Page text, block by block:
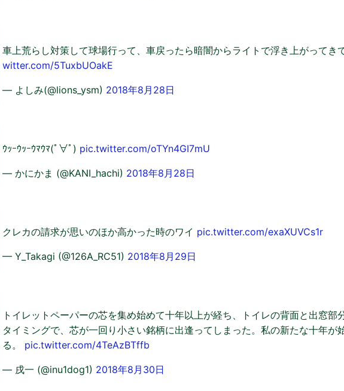
車上荒らし対策して球場行って、車戻ったら暗闇からライトで浮き上がってき
witter.com/5TuxbUOakE
— よしみ(@lions_ysm) 2018年8月28日
ｳｯｰｳｯｰｳﾏｳﾏ(ﾟ∀ﾟ) pic.twitter.com/oTYn4GI7mU
— かにかま (@KANI_hachi) 2018年8月28日
クレカの請求が思いのほか高かった時のワイ pic.twitter.com/exaXUVCs1r
— Y_Takagi (@126A_RC51) 2018年8月29日
トイレットペーパーの芯を集め始めて十年以上が経ち、トイレの背面と出窓部
タイミングで、芯が一回り小さい銘柄に出逢ってしまった。私の新たな十年が
る。 pic.twitter.com/4TeAzBTffb
— 戌一 (@inu1dog1) 2018年8月30日